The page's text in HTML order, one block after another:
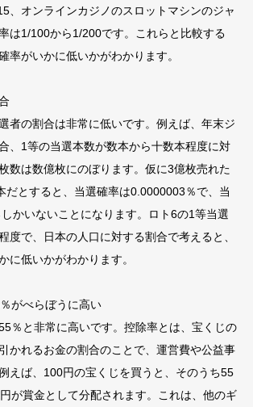
、オンラインカジノのスロットマシンのジャ
は1/100から1/200です。これらと比較する
率がいかに低いかがわかります。
者の割合は非常に低いです。例えば、年末ジ
、1等の当選本数が数本から十数本程度に対
数は数億枚にのぼります。仮に3億枚売れた
だとすると、当選確率は0.0000003％で、当
かいないことになります。ロト6の1等当選
度で、日本の人口に対する割合で考えると、
に低いかがわかります。
がべらぼうに高い
％と非常に高いです。控除率とは、宝くじの
かれるお金の割合のことで、運営費や公益事
えば、100円の宝くじを買うと、そのうち55
が賞金として分配されます。これは、他のギ